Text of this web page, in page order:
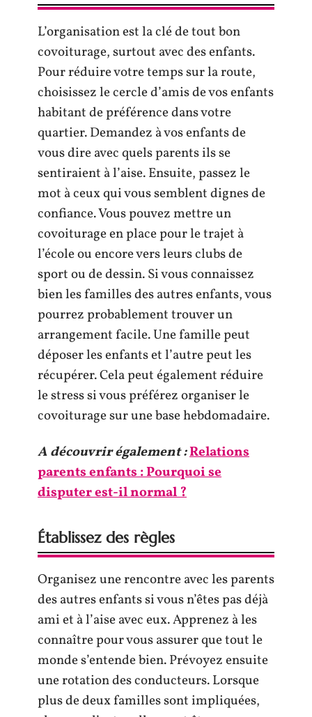
L’organisation est la clé de tout bon
covoiturage, surtout avec des enfants.
Pour réduire votre temps sur la route,
choisissez le cercle d’amis de vos enfants
habitant de préférence dans votre
quartier. Demandez à vos enfants de
vous dire avec quels parents ils se
sentiraient à l’aise. Ensuite, passez le
mot à ceux qui vous semblent dignes de
confiance. Vous pouvez mettre un
covoiturage en place pour le trajet à
l’école ou encore vers leurs clubs de
sport ou de dessin. Si vous connaissez
bien les familles des autres enfants, vous
pourrez probablement trouver un
arrangement facile. Une famille peut
déposer les enfants et l’autre peut les
récupérer. Cela peut également réduire
le stress si vous préférez organiser le
covoiturage sur une base hebdomadaire.
A découvrir également :Relations
parents enfants : Pourquoi se
disputer est-il normal ?
Établissez des règles
Organisez une rencontre avec les parents
des autres enfants si vous n’êtes pas déjà
ami et à l’aise avec eux. Apprenez à les
connaître pour vous assurer que tout le
monde s’entende bien. Prévoyez ensuite
une rotation des conducteurs. Lorsque
plus de deux familles sont impliquées,